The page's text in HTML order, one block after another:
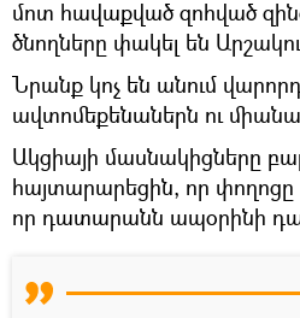
մոտ հավաքված զոհված
ծնողները փակել են
Նրանք կոչ են անում
ավտոմեքենաներն ու
Ակցիայի մասնակիցները
հայտարարեցին, որ փողոցը
որ դատարանն ապօրինի